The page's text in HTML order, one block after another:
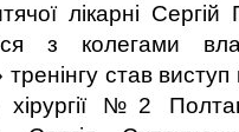
лікарні
з колегами
став
№2